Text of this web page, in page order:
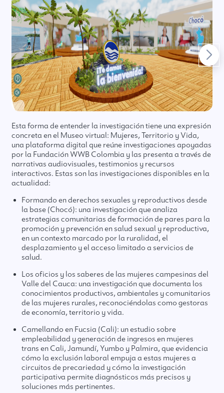
Esta forma de entender la investigación tiene una expresión
concreta en el Museo virtual: Mujeres, Territorio y Vida,
una plataforma digital que reúne investigaciones apoyadas
por la Fundación WWB Colombia y las presenta a través de
narrativas audiovisuales, testimonios y recursos
interactivos. Estas son las investigaciones disponibles en la
actualidad:
Formando en derechos sexuales y reproductivos desde
la base (Chocó): una investigación que analiza
estrategias comunitarias de formación de pares para la
promoción y prevención en salud sexual y reproductiva,
en un contexto marcado por la ruralidad, el
desplazamiento y el acceso limitado a servicios de
salud.
Los oficios y los saberes de las mujeres campesinas del
Valle del Cauca: una investigación que documenta los
conocimientos productivos, ambientales y comunitarios
de las mujeres rurales, reconociéndolas como gestoras
de economía, territorio y vida.
Camellando en Fucsia (Cali): un estudio sobre
empleabilidad y generación de ingresos en mujeres
trans en Cali, Jamundí, Yumbo y Palmira, que evidencia
cómo la exclusión laboral empuja a estas mujeres a
circuitos de precariedad y cómo la investigación
participativa permite diagnósticos más precisos y
soluciones más pertinentes.